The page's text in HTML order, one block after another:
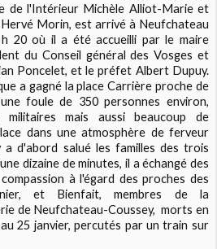
de l'Intérieur Michèle Alliot-Marie et
Morin, est arrivé à Neufchateau
20 où il a été accueilli par le maire
du Conseil général des Vosges et
Poncelet, et le préfet Albert Dupuy.
a gagné la place Carrière proche de
foule de 350 personnes environ,
militaires mais aussi beaucoup de
dans une atmosphère de ferveur
a d'abord salué les familles des trois
dizaine de minutes, il a échangé des
à l'égard des proches des
et Bienfait, membres de la
de Neufchateau-Coussey, morts en
25 janvier, percutés par un train sur